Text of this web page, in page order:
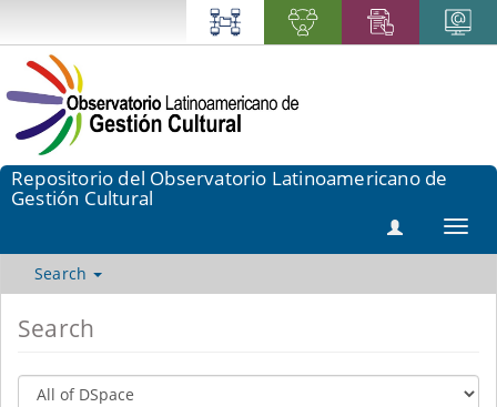
Repositorio del Observatorio Latinoamericano de
Gestión Cultural
Search
Search